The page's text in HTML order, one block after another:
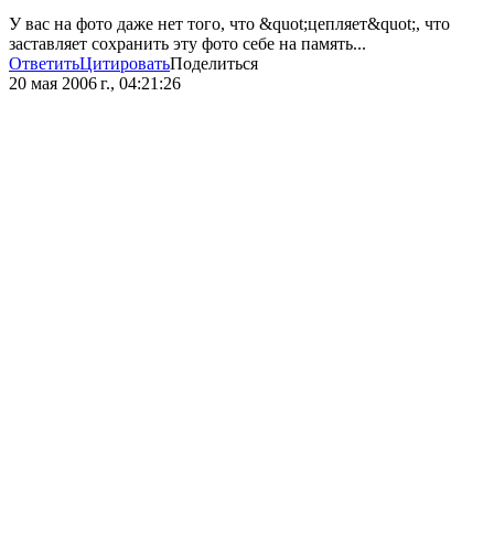
У вас на фото даже нет того, что &quot;цепляет&quot;, что
заставляет сохранить эту фото себе на память...
ОтветитьЦитироватьПоделиться
20 мая 2006 г., 04:21:26